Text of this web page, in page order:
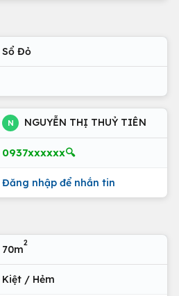
Sổ Đỏ
N NGUYỄN THỊ THUỶ TIÊN
0937xxxxxx🔍
Đăng nhập để nhắn tin
70m
2
Kiệt / Hẻm